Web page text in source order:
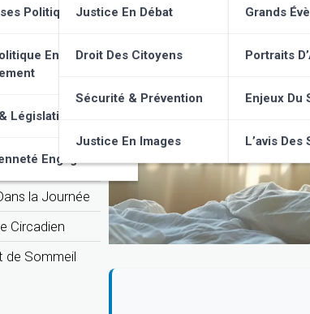
Politiques
En
Législation
Engagée
Justice En Débat
Droit Des Citoyens
Sécurité & Prévention
Justice En Images
Grands
Portraits
Enjeux Du
L’avis
Débordante
de
Avant
Favorable au
Anxiété
la Journée
Circadien
de Sommeil